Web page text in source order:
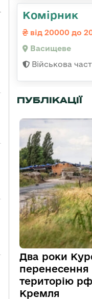
Комірник
від 20000 до
Васищеве
Військова
ПУБЛІКАЦІЇ
Два роки
перенесення
територію
Кремля